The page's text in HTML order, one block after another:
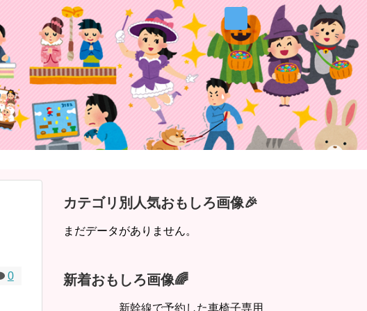
0
カテゴリ別人気おもしろ画像🎉
まだデータがありません。
新着おもしろ画像🌈
新幹線で予約した車椅子専用